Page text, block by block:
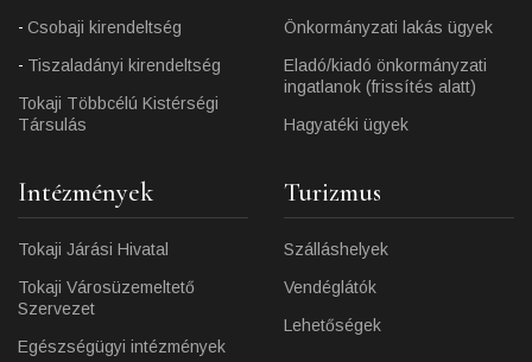
Csobaji kirendeltség
Tiszaladányi kirendeltség
Tokaji Többcélú Kistérségi
Társulás
Önkormányzati lakás ügyek
Eladó/kiadó önkormányzati
ingatlanok (frissítés alatt)
Hagyatéki ügyek
Intézmények
Tokaji Járási Hivatal
Tokaji Városüzemeltető
Szervezet
Egészségügyi intézmények
Turizmus
Szálláshelyek
Vendéglátók
Lehetőségek